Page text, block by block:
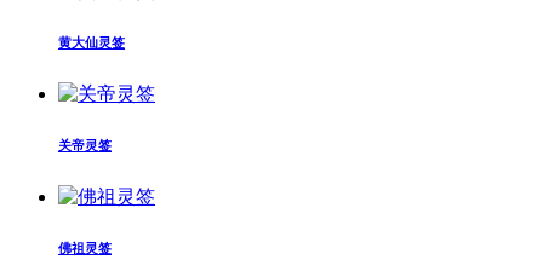
黄大仙灵签
关帝灵签
佛祖灵签